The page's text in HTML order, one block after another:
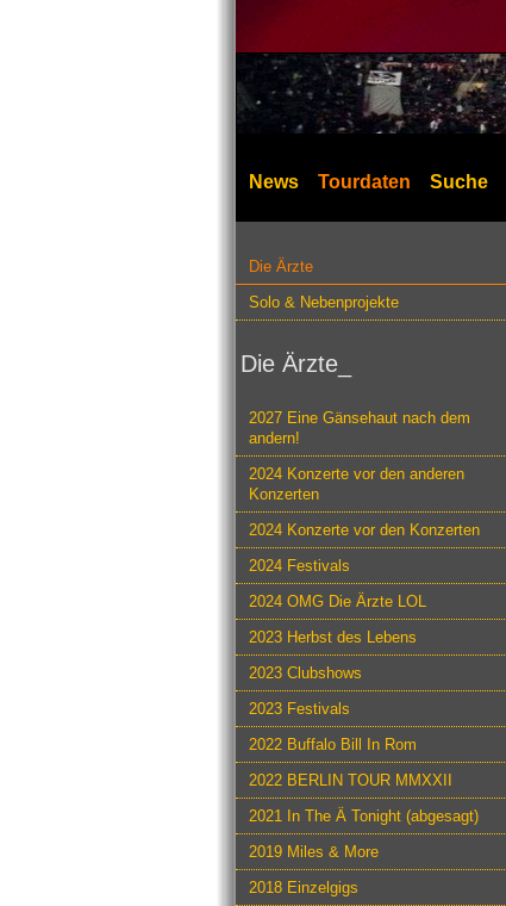
News Tourdaten Suche
Die Ärzte
Solo & Nebenprojekte
Die Ärzte_
2027 Eine Gänsehaut nach dem
andern!
2024 Konzerte vor den anderen
Konzerten
2024 Konzerte vor den Konzerten
2024 Festivals
2024 OMG Die Ärzte LOL
2023 Herbst des Lebens
2023 Clubshows
2023 Festivals
2022 Buffalo Bill In Rom
2022 BERLIN TOUR MMXXII
2021 In The Ä Tonight (abgesagt)
2019 Miles & More
2018 Einzelgigs